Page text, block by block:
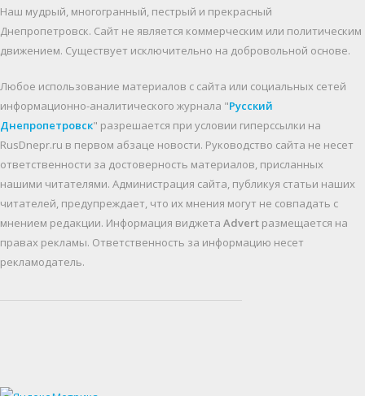
Наш мудрый, многогранный, пестрый и прекрасный
Днепропетровск. Cайт не является коммерческим или политическим
движением. Существует исключительно на добровольной основе.
Любое использование материалов c сайта или социальных сетей
информационно-аналитического журнала "Русский
Днепропетровск" разрешается при условии гиперссылки на
RusDnepr.ru в первом абзаце новости. Руководство сайта не несет
ответственности за достоверность материалов, присланных
нашими читателями. Администрация сайта, публикуя статьи наших
читателей, предупреждает, что их мнения могут не совпадать с
мнением редакции. Информация виджета Advert размещается на
правах рекламы. Ответственность за информацию несет
рекламодатель.